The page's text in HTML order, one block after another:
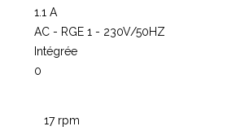
1.1 A
AC - RGE 1 - 230V/50HZ
Intégrée
0
17 rpm